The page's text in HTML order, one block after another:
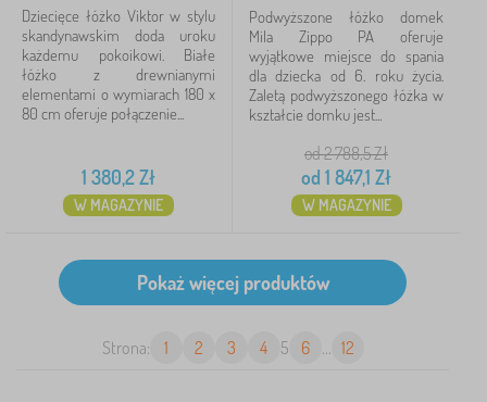
Dziecięce łóżko Viktor w stylu
skandynawskim doda uroku
każdemu pokoikowi. Białe
łóżko z drewnianymi
elementami o wymiarach 180 x
80 cm oferuje połączenie...
1 380,2Zł
W MAGAZYNIE
Podwyższone łóżko domek
Mila Zippo PA oferuje
wyjątkowe miejsce do spania
dla dziecka od 6. roku życia.
Zaletą podwyższonego łóżka w
kształcie domku jest...
od 2 788,5Zł
od 1 847,1 Zł
W MAGAZYNIE
Strona: 1 2 3 4 5 6 ... 12